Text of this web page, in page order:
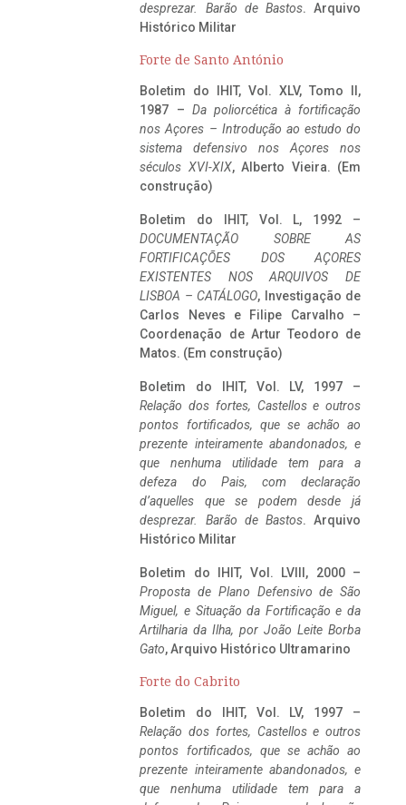
desprezar. Barão de Bastos. Arquivo
Histórico Militar
Forte de Santo António
Boletim do IHIT, Vol. XLV, Tomo II,
1987 – Da poliorcética à fortificação
nos Açores – Introdução ao estudo do
sistema defensivo nos Açores nos
séculos XVI-XIX, Alberto Vieira. (Em
construção)
Boletim do IHIT, Vol. L, 1992 –
DOCUMENTAÇÃO SOBRE AS
FORTIFICAÇÕES DOS AÇORES
EXISTENTES NOS ARQUIVOS DE
LISBOA – CATÁLOGO, Investigação de
Carlos Neves e Filipe Carvalho –
Coordenação de Artur Teodoro de
Matos. (Em construção)
Boletim do IHIT, Vol. LV, 1997 –
Relação dos fortes, Castellos e outros
pontos fortificados, que se achão ao
prezente inteiramente abandonados, e
que nenhuma utilidade tem para a
defeza do Pais, com declaração
d’aquelles que se podem desde já
desprezar. Barão de Bastos. Arquivo
Histórico Militar
Boletim do IHIT, Vol. LVIII, 2000 –
Proposta de Plano Defensivo de São
Miguel, e Situação da Fortificação e da
Artilharia da Ilha, por João Leite Borba
Gato, Arquivo Histórico Ultramarino
Forte do Cabrito
Boletim do IHIT, Vol. LV, 1997 –
Relação dos fortes, Castellos e outros
pontos fortificados, que se achão ao
prezente inteiramente abandonados, e
que nenhuma utilidade tem para a